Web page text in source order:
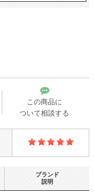
この商品に
ついて相談する
ブランド
説明